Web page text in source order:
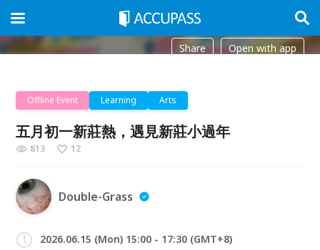
Share Open with app
Offline Event Learning Arts
五月初一新莊熱，遇見新莊小過年
813 12
Double-Grass
2026.06.15 (Mon) 15:00 - 17:30 (GMT+8)